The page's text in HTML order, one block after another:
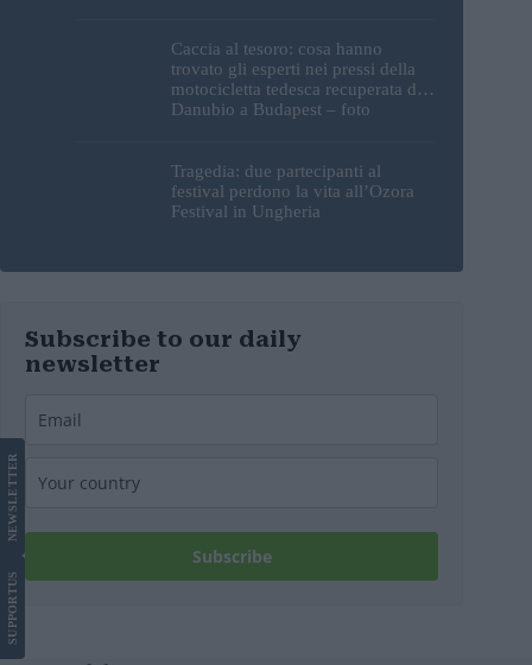
Caccia al tesoro: cosa hanno
trovato gli esperti nei pressi della
motocicletta tedesca recuperata dal
Danubio a Budapest – foto
Tragedia: due partecipanti al
festival perdono la vita all’Ozora
Festival in Ungheria
Subscribe to our daily
newsletter
Subscribe
SUPPORT
US
NEWS
LETTER